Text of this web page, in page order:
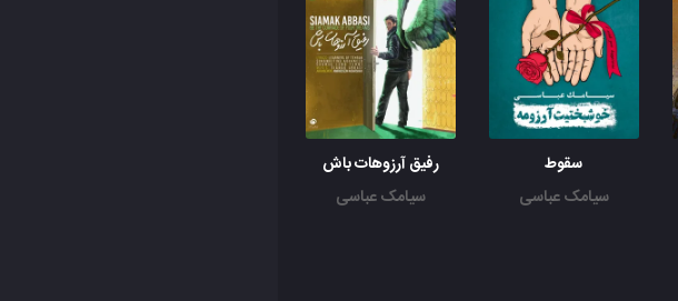
سقوط
سیامک عباسی
رفیق آرزوهات باش
سیامک عباسی